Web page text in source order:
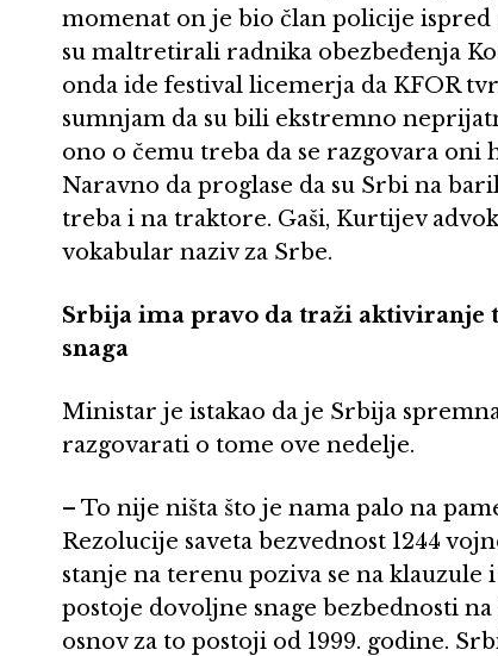
momenat on je bio član policije ispred
su maltretirali radnika obezbeđenja
onda ide festival licemerja da KFOR
sumnjam da su bili ekstremno
ono o čemu treba da se razgovara oni
Naravno da proglase da su Srbi na
treba i na traktore. Gaši, Kurtijev
vokabular naziv za Srbe.
Srbija ima pravo da traži aktiviranje
snaga
Ministar je istakao da je Srbija
razgovarati o tome ove nedelje.
– To nije ništa što je nama palo na
Rezolucije saveta bezvednost 1244
stanje na terenu poziva se na klauzule
postoje dovoljne snage bezbednosti
osnov za to postoji od 1999. godine.